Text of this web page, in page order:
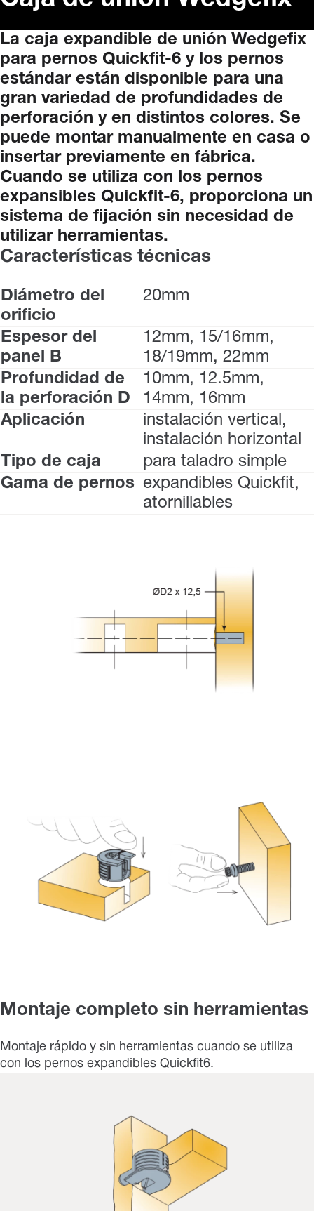
La caja expandible de unión Wedgefix
para pernos Quickfit-6 y los pernos
estándar están disponible para una
gran variedad de profundidades de
perforación y en distintos colores. Se
puede montar manualmente en casa o
insertar previamente en fábrica.
Cuando se utiliza con los pernos
expansibles Quickfit-6, proporciona un
sistema de fijación sin necesidad de
utilizar herramientas.
Características técnicas
Diámetro del
orificio
20mm
Espesor del
panel B
12mm, 15/16mm,
18/19mm, 22mm
Profundidad de
la perforación D
10mm, 12.5mm,
14mm, 16mm
Aplicación
instalación vertical,
instalación horizontal
Tipo de caja
para taladro simple
Gama de pernos expandibles Quickfit,
atornillables
Montaje completo sin herramientas
Montaje rápido y sin herramientas cuando se utiliza
con los pernos expandibles Quickfit6.